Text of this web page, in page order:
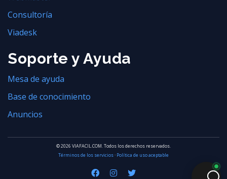
Consultoría
Viadesk
Soporte y Ayuda
Mesa de ayuda
Base de conocimiento
Anuncios
© 2026 VIAFACIL.COM. Todos los derechos reservados.
Términos de los servicios· Política de uso aceptable